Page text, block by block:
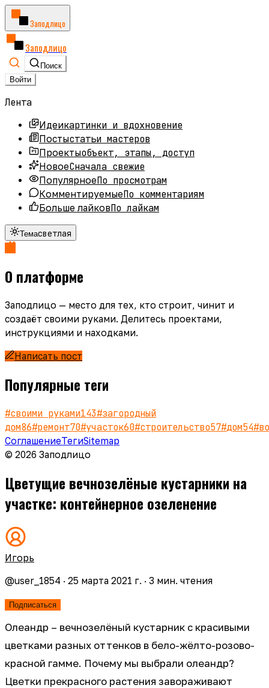
Заподлицо
Заподлицо
Поиск
Войти
Лента
Идеикартинки и вдохновение
Постыстатьи мастеров
Проектыобъект, этапы, доступ
НовоеСначала свежие
ПопулярноеПо просмотрам
КомментируемыеПо комментариям
Больше лайковПо лайкам
Темасветлая
О платформе
Заподлицо — место для тех, кто строит, чинит и
создаёт своими руками. Делитесь проектами,
инструкциями и находками.
Написать пост
Популярные теги
#своими руками143#загородный
дом86#ремонт70#участок60#строительство57#дом54#
СоглашениеТегиSitemap
© 2026 Заподлицо
Цветущие вечнозелёные кустарники на
участке: контейнерное озеленение
Игорь
@user_1854 · 25 марта 2021 г. · 3 мин. чтения
Подписаться
Олеандр – вечнозелёный кустарник с красивыми
цветками разных оттенков в бело-жёлто-розово-
красной гамме. Почему мы выбрали олеандр?
Цветки прекрасного растения завораживают